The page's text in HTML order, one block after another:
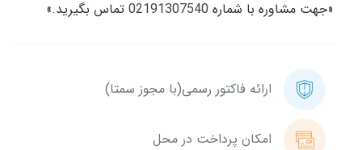
«جهت مشاوره با شماره 02191307540 تماس بگیرید.»
ارائه فاکتور رسمی(با مجوز سمتا)
امکان پرداخت در محل